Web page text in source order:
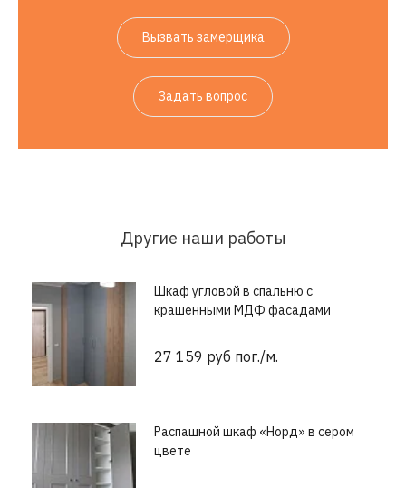
Вызвать замерщика
Задать вопрос
Другие наши работы
Шкаф угловой в спальню с
крашенными МДФ фасадами
27 159 руб пог./м.
Распашной шкаф «Норд» в сером
цвете